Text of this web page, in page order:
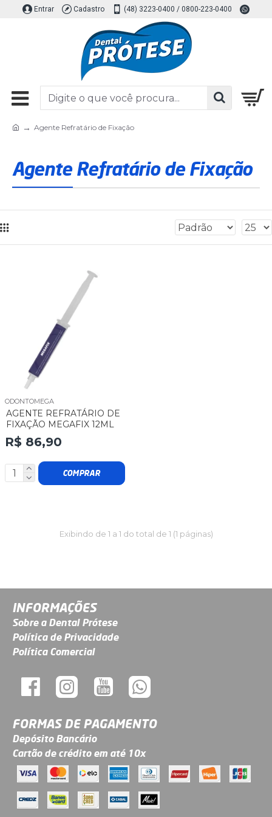
Entrar Cadastro (48) 3223-0400 / 0800-223-0400
Agente Refratário de Fixação
Agente Refratário de Fixação
ODONTOMEGA
AGENTE REFRATÁRIO DE
FIXAÇÃO MEGAFIX 12ML
R$ 86,90
COMPRAR
Exibindo de 1 a 1 do total de 1 (1 páginas)
INFORMAÇÕES
Sobre a Dental Prótese
Política de Privacidade
Política Comercial
FORMAS DE PAGAMENTO
Depósito Bancário
Cartão de crédito em até 10x